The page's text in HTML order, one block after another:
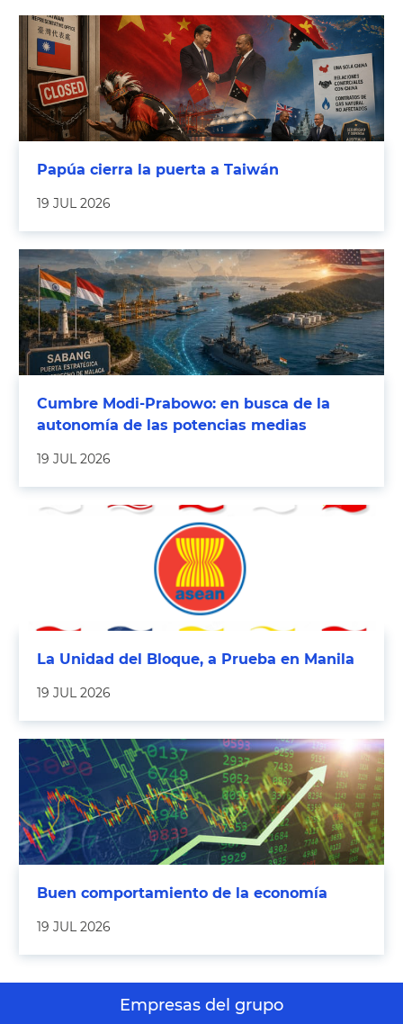
Papúa cierra la puerta a Taiwán
19 JUL 2026
Cumbre Modi-Prabowo: en busca de la
autonomía de las potencias medias
19 JUL 2026
La Unidad del Bloque, a Prueba en Manila
19 JUL 2026
Buen comportamiento de la economía
19 JUL 2026
Empresas del grupo